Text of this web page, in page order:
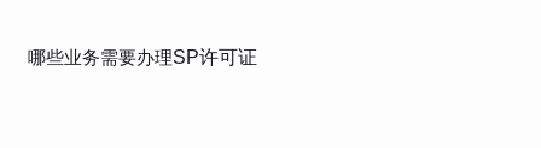
哪些业务需要办理SP许可证